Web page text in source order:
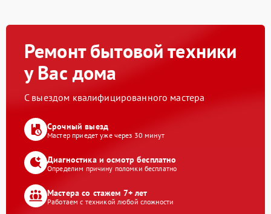
Ремонт бытовой техники
у Вас дома
С выездом квалифицированного мастера
Срочный выезд
Мастер приедет уже через 30 минут
Диагностика и осмотр бесплатно
Определим причину поломки бесплатно
Мастера со стажем 7+ лет
Работаем с техникой любой сложности